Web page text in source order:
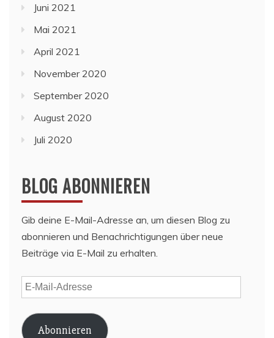
Juni 2021
Mai 2021
April 2021
November 2020
September 2020
August 2020
Juli 2020
BLOG ABONNIEREN
Gib deine E-Mail-Adresse an, um diesen Blog zu
abonnieren und Benachrichtigungen über neue
Beiträge via E-Mail zu erhalten.
E-
Mail-
Adresse
Abonnieren